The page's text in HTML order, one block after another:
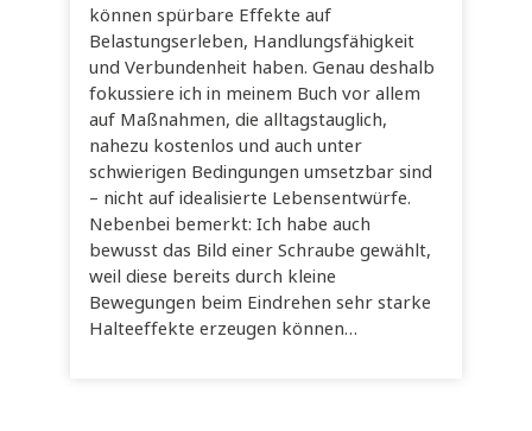
können spürbare Effekte auf
Belastungserleben, Handlungsfähigkeit
und Verbundenheit haben. Genau deshalb
fokussiere ich in meinem Buch vor allem
auf Maßnahmen, die alltagstauglich,
nahezu kostenlos und auch unter
schwierigen Bedingungen umsetzbar sind
– nicht auf idealisierte Lebensentwürfe.
Nebenbei bemerkt: Ich habe auch
bewusst das Bild einer Schraube gewählt,
weil diese bereits durch kleine
Bewegungen beim Eindrehen sehr starke
Halteeffekte erzeugen können…